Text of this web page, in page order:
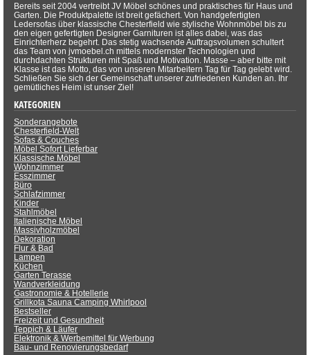
Bereits seit 2004 vertreibt JV Möbel schönes und praktisches für Haus und
Garten. Die Produktpalette ist breit gefächert. Von handgefertigten
Ledersofas über klassische Chesterfield wie stylische Wohnmöbel bis zu
den eigen gefertigten Designer Garnituren ist alles dabei, was das
Einrichterherz begehrt. Das stetig wachsende Auftragsvolumen schultert
das Team von jvmoebel.ch mittels modernster Technologien und
durchdachten Strukturen mit Spaß und Motivation. Masse – aber bitte mit
Klasse ist das Motto, das von unseren Mitarbeitern Tag für Tag gelebt wird.
Schließen Sie sich der Gemeinschaft unserer zufriedenen Kunden an. Ihr
gemütliches Heim ist unser Ziel!
KATEGORIEN
Sonderangebote
Chesterfield-Welt
Sofas & Couches
Möbel Sofort Lieferbar
Klassische Möbel
Wohnzimmer
Esszimmer
Büro
Schlafzimmer
Kinder
Stahlmöbel
Italienische Möbel
Massivholzmöbel
Dekoration
Flur & Bad
Lampen
Küchen
Garten Terasse
Wandverkleidung
Gastronomie & Hotellerie
Grillkota Sauna Camping Whirlpool
Bestseller
Freizeit und Gesundheit
Teppich & Läufer
Elektronik & Werbemittel für Werbung
Bau- und Renovierungsbedarf